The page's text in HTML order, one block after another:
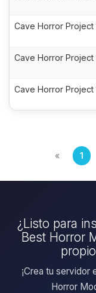
Cave Horror Project
Cave Horror Project
Cave Horror Project
« 1
¿Listo para
Best Horror
¡Crea tu servidor
Horror